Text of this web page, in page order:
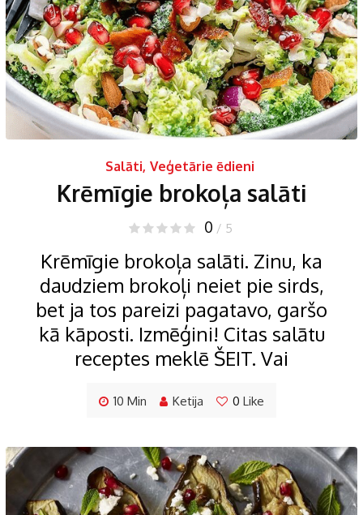
Salāti, Veģetārie ēdieni
Krēmīgie brokoļa salāti
0 / 5
Krēmīgie brokoļa salāti. Zinu, ka
daudziem brokoļi neiet pie sirds,
bet ja tos pareizi pagatavo, garšo
kā kāposti. Izmēģini! Citas salātu
receptes meklē ŠEIT. Vai
10 Min Ketija 0 Like